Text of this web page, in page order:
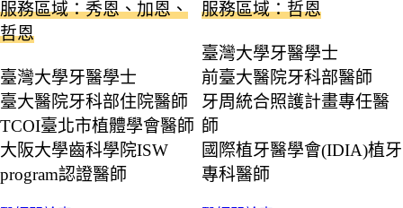
服務區域：秀恩、加恩、
哲恩
臺灣大學牙醫學士
臺大醫院牙科部住院醫師
TCOI臺北市植體學會醫師
大阪大學齒科學院ISW
program認證醫師
服務區域：哲恩
臺灣大學牙醫學士
前臺大醫院牙科部醫師
牙周統合照護計畫專任醫
師
國際植牙醫學會(IDIA)植牙
專科醫師